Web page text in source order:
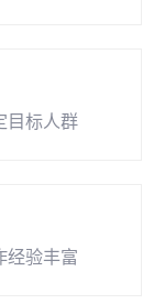
目标人群
经验丰富